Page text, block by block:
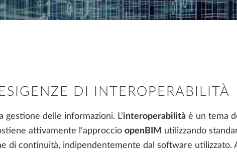
Connect ALLPLAN Campus
Connect ALLPLAN Campus
Connect ALLPLAN Campus
DI INTEROPERABILITÀ
gestione delle informazioni. L'interoperabilità è un tema
attivamente l'approccio openBIM utilizzando
di continuità, indipendentemente dal software utilizzato.